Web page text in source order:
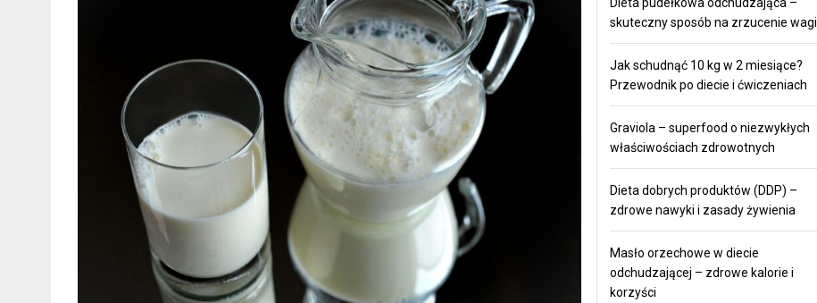
skuteczny sposób na zrzucenie wagi
Jak schudnąć 10 kg w 2 miesiące?
Przewodnik po diecie i ćwiczeniach
Graviola – superfood o niezwykłych
właściwościach zdrowotnych
Dieta dobrych produktów (DDP) –
zdrowe nawyki i zasady żywienia
Masło orzechowe w diecie
odchudzającej – zdrowe kalorie i
korzyści